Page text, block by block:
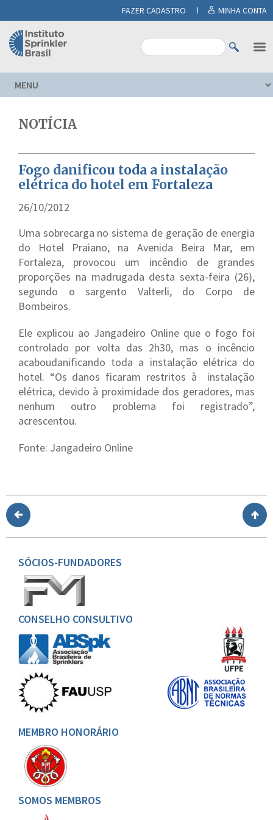
FAZER CADASTRO MINHA CONTA
NOTÍCIA
Fogo danificou toda a instalação
elétrica do hotel em Fortaleza
26/10/2012
Uma sobrecarga no sistema de geração de energia
do Hotel Praiano, na Avenida Beira Mar, em
Fortaleza, provocou um incêndio de grandes
proporções na madrugada desta sexta-feira (26),
segundo o sargento Valterli, do Corpo de
Bombeiros.
Ele explicou ao Jangadeiro Online que o fogo foi
controlado por volta das 2h30, mas o incêncio
acaboudanificando toda a instalação elétrica do
hotel. “Os danos ficaram restritos à instalação
elétrica, devido à proximidade dos geradores, mas
nenhum outro problema foi registrado”,
acrescentou.
Fonte: Jangadeiro Online
SÓCIOS-FUNDADORES
CONSELHO CONSULTIVO
MEMBRO HONORÁRIO
SOMOS MEMBROS